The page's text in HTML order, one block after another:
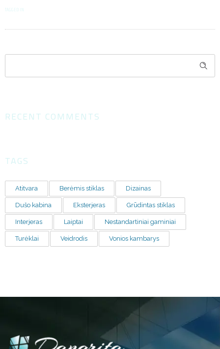
TAGGED IN
RECENT COMMENTS
TAGS
Atitvara Berėmis stiklas Dizainas
Dušo kabina Eksterjeras Grūdintas stiklas
Interjeras Laiptai Nestandartiniai gaminiai
Turėklai Veidrodis Vonios kambarys